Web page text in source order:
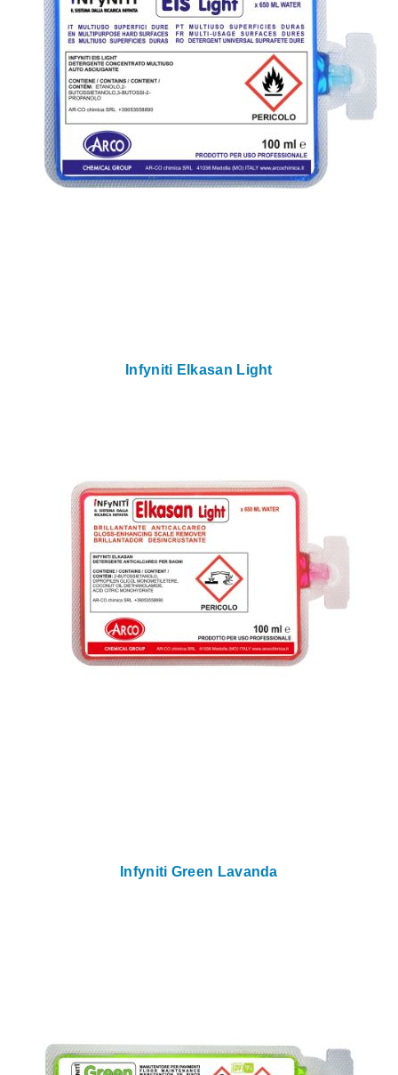
Infyniti Elkasan Light
Infyniti Green Lavanda